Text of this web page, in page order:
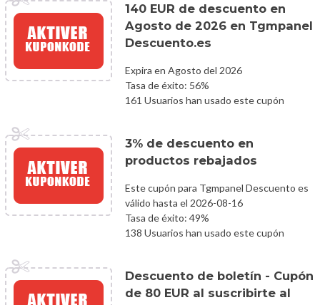
140 EUR de descuento en
Agosto de 2026 en Tgmpanel
Descuento.es
Expira en Agosto del 2026
Tasa de éxito: 56%
161 Usuarios han usado este cupón
3% de descuento en
productos rebajados
Este cupón para Tgmpanel Descuento es
válido hasta el 2026-08-16
Tasa de éxito: 49%
138 Usuarios han usado este cupón
Descuento de boletín - Cupón
de 80 EUR al suscribirte al